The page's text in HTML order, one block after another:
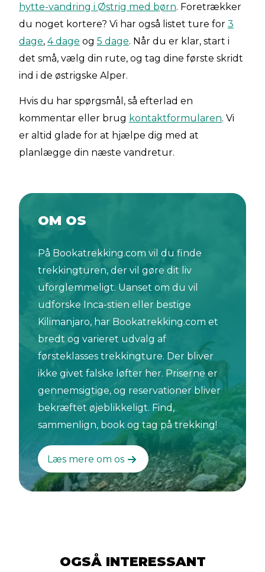
hytte-vandring i Østrig med børn. Foretrækker
du noget kortere? Vi har også listet ture for 3
dage, 4 dage og 5 dage. Når du er klar, start i
det små, vælg din rute, og tag dine første skridt
ind i de østrigske Alper.
Hvis du har spørgsmål, så efterlad en
kommentar eller brug kontaktformularen. Vi
er altid glade for at hjælpe dig med at
planlægge din næste vandretur.
OM OS
På Bookatrekking.com vil du finde
trekkingturen, der vil gøre dit liv
uforglemmeligt. Uanset om du vil
udforske Inca-stien eller bestige
Kilimanjaro, har Bookatrekking.com et
bredt og varieret udvalg af
førsteklasses trekkingture. Der bliver
ikke givet falske løfter her. Priserne er
gennemsigtige, og reservationer bliver
bekræftet øjeblikkeligt. Find,
sammenlign, book og tag på trekking!
Læs mere om os
OGSÅ INTERESSANT